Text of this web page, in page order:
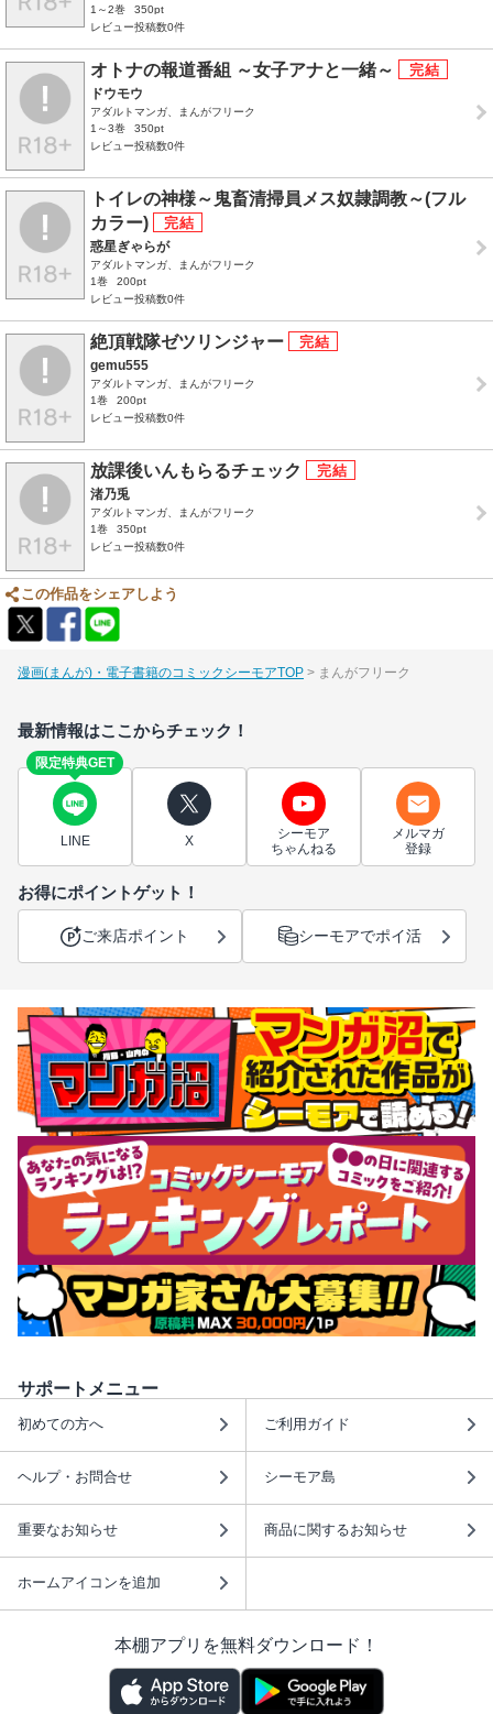
1～2巻
350pt
レビュー投稿数0件
オトナの報道番組 ～女子アナと一緒～
ドウモウ
アダルトマンガ、まんがフリーク
1～3巻
350pt
レビュー投稿数0件
トイレの神様～鬼畜清掃員メス奴隷調教～(フル
カラー)
惑星ぎゃらが
アダルトマンガ、まんがフリーク
1巻
200pt
レビュー投稿数0件
絶頂戦隊ゼツリンジャー
gemu555
アダルトマンガ、まんがフリーク
1巻
200pt
レビュー投稿数0件
放課後いんもらるチェック
渚乃兎
アダルトマンガ、まんがフリーク
1巻
350pt
レビュー投稿数0件
この作品をシェアしよう
漫画(まんが)・電子書籍のコミックシーモアTOP まんがフリーク
最新情報はここからチェック！
限定特典GET
LINE X
シーモア
ちゃんねる
メルマガ
登録
お得にポイントゲット！
ご来店ポイント シーモアでポイ活
サポートメニュー
初めての方へ ご利用ガイド
ヘルプ・お問合せ シーモア島
重要なお知らせ 商品に関するお知らせ
ホームアイコンを追加
本棚アプリを無料ダウンロード！